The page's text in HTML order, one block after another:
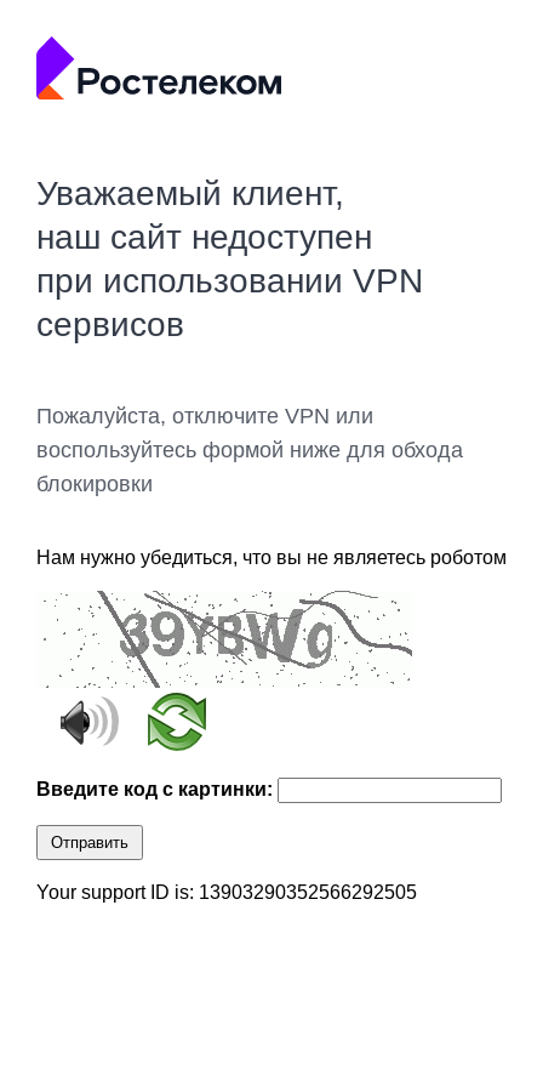
Уважаемый клиент,
наш сайт недоступен
при использовании VPN
сервисов
Пожалуйста, отключите VPN или
воспользуйтесь формой ниже для обхода
блокировки
Нам нужно убедиться, что вы не являетесь роботом
Введите код с картинки:
Отправить
Your support ID is: 13903290352566292505